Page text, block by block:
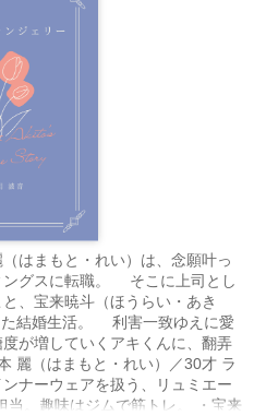
はまもと・れい）は、念願叶っ
ングスに転職。 そこに上司とし
、宝来暁斗（ほうらい・あき
結婚生活。 利害一致ゆえに愛
が増していくアキくんに、翻弄
麗（はまもと・れい）／30才 ラ
ナーウェアを扱う、リュミエー
当。趣味はジムで筋トレ。 ・宝来